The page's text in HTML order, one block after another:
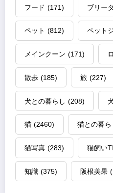
フード (171) ブリー
ペット (812) ペット
メインクーン (171)
散歩 (185) 旅 (227)
犬との暮らし (208)
猫 (2460) 猫との暮ら
猫写真 (283) 猫飼い
知識 (375) 阪根美果